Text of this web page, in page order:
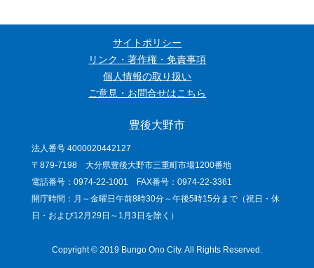
サイトポリシー
リンク・著作権・免責事項
個人情報の取り扱い
ご意見・お問合せはこちら
豊後大野市
法人番号 4000020442127
〒879-7198 大分県豊後大野市三重町市場1200番地
電話番号：0974-22-1001 FAX番号：0974-22-3361
開庁時間：月～金曜日午前8時30分～午後5時15分まで（祝日・休
日・および12月29日～1月3日を除く）
Copyright © 2019 Bungo Ono City. All Rights Reserved.